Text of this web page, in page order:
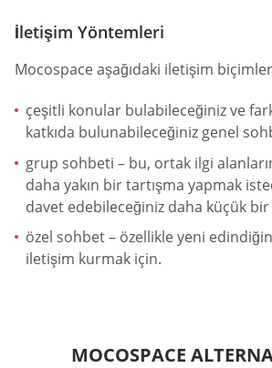
İletişim Yöntemleri
Mocospace aşağıdaki iletişim
çeşitli konular bulabileceğiniz ve
katkıda bulunabileceğiniz genel
grup sohbeti – bu, ortak ilgi
daha yakın bir tartışma yapmak
davet edebileceğiniz daha küçük
özel sohbet – özellikle yeni
iletişim kurmak için.
MOCOSPACE